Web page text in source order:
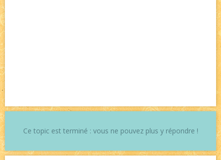
Ce topic est terminé : vous ne pouvez plus y répondre !